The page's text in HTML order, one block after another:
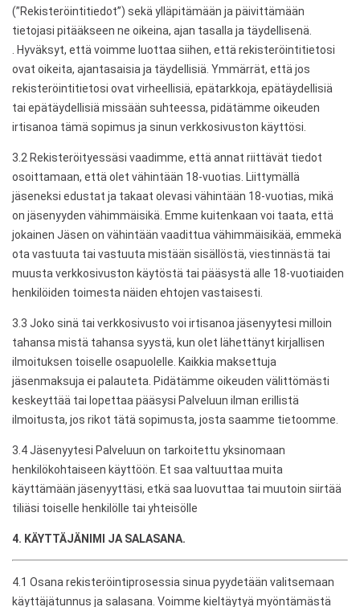
(”Rekisteröintitiedot”) sekä ylläpitämään ja päivittämään
tietojasi pitääkseen ne oikeina, ajan tasalla ja täydellisenä.
. Hyväksyt, että voimme luottaa siihen, että rekisteröintitietosi
ovat oikeita, ajantasaisia ​​ja täydellisiä. Ymmärrät, että jos
rekisteröintitietosi ovat virheellisiä, epätarkkoja, epätäydellisiä
tai epätäydellisiä missään suhteessa, pidätämme oikeuden
irtisanoa tämä sopimus ja sinun verkkosivuston käyttösi.
3.2 Rekisteröityessäsi vaadimme, että annat riittävät tiedot
osoittamaan, että olet vähintään 18-vuotias. Liittymällä
jäseneksi edustat ja takaat olevasi vähintään 18-vuotias, mikä
on jäsenyyden vähimmäisikä. Emme kuitenkaan voi taata, että
jokainen Jäsen on vähintään vaadittua vähimmäisikää, emmekä
ota vastuuta tai vastuuta mistään sisällöstä, viestinnästä tai
muusta verkkosivuston käytöstä tai pääsystä alle 18-vuotiaiden
henkilöiden toimesta näiden ehtojen vastaisesti.
3.3 Joko sinä tai verkkosivusto voi irtisanoa jäsenyytesi milloin
tahansa mistä tahansa syystä, kun olet lähettänyt kirjallisen
ilmoituksen toiselle osapuolelle. Kaikkia maksettuja
jäsenmaksuja ei palauteta. Pidätämme oikeuden välittömästi
keskeyttää tai lopettaa pääsysi Palveluun ilman erillistä
ilmoitusta, jos rikot tätä sopimusta, josta saamme tietoomme.
3.4 Jäsenyytesi Palveluun on tarkoitettu yksinomaan
henkilökohtaiseen käyttöön. Et saa valtuuttaa muita
käyttämään jäsenyyttäsi, etkä saa luovuttaa tai muutoin siirtää
tiliäsi toiselle henkilölle tai yhteisölle
4. KÄYTTÄJÄNIMI JA SALASANA.
4.1 Osana rekisteröintiprosessia sinua pyydetään valitsemaan
käyttäjätunnus ja salasana. Voimme kieltäytyä myöntämästä